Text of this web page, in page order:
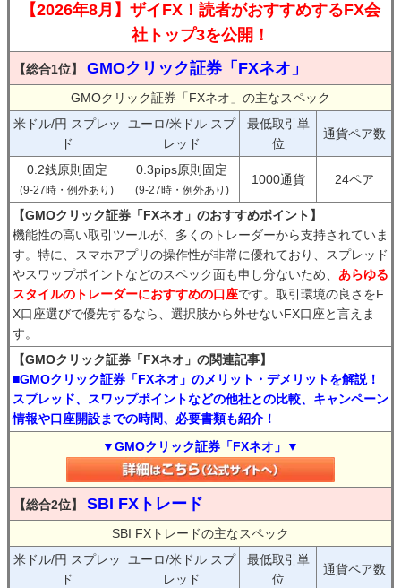
【2026年8月】ザイFX！読者がおすすめするFX会
社トップ3を公開！
【総合1位】 GMOクリック証券「FXネオ」
GMOクリック証券「FXネオ」の主なスペック
米ドル/円 スプレッ
ド
ユーロ/米ドル スプ
レッド
最低取引単
位
通貨ペア数
0.2銭原則固定
(9-27時・例外あり)
0.3pips原則固定
(9-27時・例外あり)
1000通貨 24ペア
【GMOクリック証券「FXネオ」のおすすめポイント】
機能性の高い取引ツールが、多くのトレーダーから支持されていま
す。特に、スマホアプリの操作性が非常に優れており、スプレッド
やスワップポイントなどのスペック面も申し分ないため、 あらゆる
スタイルのトレーダーにおすすめの口座です。取引環境の良さをF
X口座選びで優先するなら、選択肢から外せないFX口座と言えま
す。
【GMOクリック証券「FXネオ」の関連記事】
■GMOクリック証券「FXネオ」のメリット・デメリットを解説！
スプレッド、スワップポイントなどの他社との比較、キャンペーン
情報や口座開設までの時間、必要書類も紹介！
▼GMOクリック証券「FXネオ」▼
【総合2位】 SBI FXトレード
SBI FXトレードの主なスペック
米ドル/円 スプレッ
ド
ユーロ/米ドル スプ
レッド
最低取引単
位
通貨ペア数